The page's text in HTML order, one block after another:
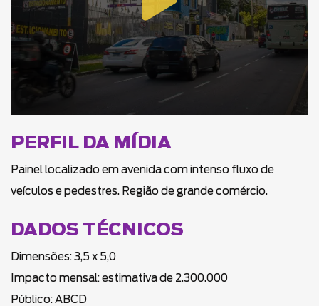
PERFIL DA MÍDIA
Painel localizado em avenida com intenso fluxo de
veículos e pedestres. Região de grande comércio.
DADOS TÉCNICOS
Dimensões: 3,5 x 5,0
Impacto mensal: estimativa de 2.300.000
Público: ABCD